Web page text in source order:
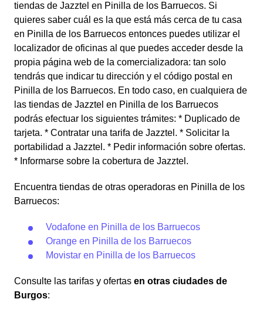
tiendas de Jazztel en Pinilla de los Barruecos. Si
quieres saber cuál es la que está más cerca de tu casa
en Pinilla de los Barruecos entonces puedes utilizar el
localizador de oficinas al que puedes acceder desde la
propia página web de la comercializadora: tan solo
tendrás que indicar tu dirección y el código postal en
Pinilla de los Barruecos. En todo caso, en cualquiera de
las tiendas de Jazztel en Pinilla de los Barruecos
podrás efectuar los siguientes trámites: * Duplicado de
tarjeta. * Contratar una tarifa de Jazztel. * Solicitar la
portabilidad a Jazztel. * Pedir información sobre ofertas.
* Informarse sobre la cobertura de Jazztel.
Encuentra tiendas de otras operadoras en Pinilla de los
Barruecos:
Vodafone en Pinilla de los Barruecos
Orange en Pinilla de los Barruecos
Movistar en Pinilla de los Barruecos
Consulte las tarifas y ofertas en otras ciudades de
Burgos: